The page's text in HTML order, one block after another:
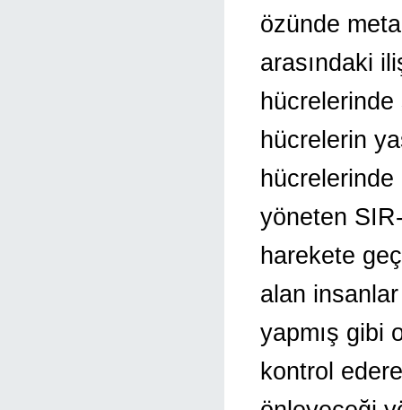
özünde
arasındaki
hücrelerinde
hücrelerin
hücrelerinde
yöneten
harekete
alan
yapmış gibi
kontrol